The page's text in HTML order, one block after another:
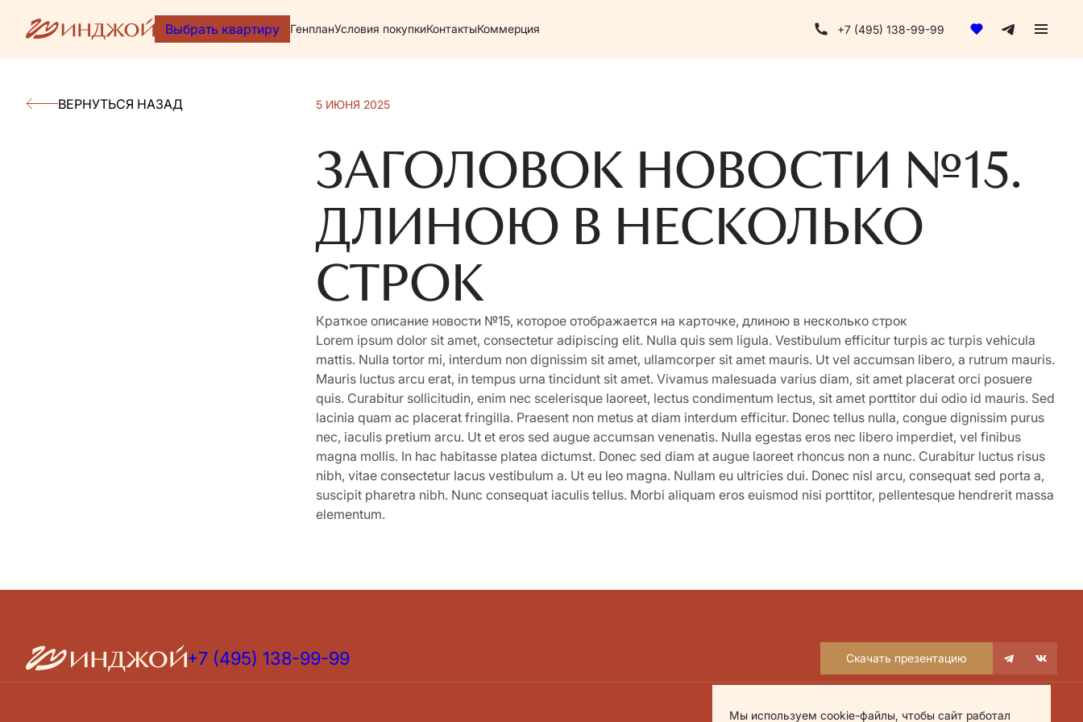
Выбрать квартиру ГенпланУсловия покупкиКонтактыКоммерция +7 (495) 138-99-99
ВЕРНУТЬСЯ НАЗАД 5 ИЮНЯ 2025
ЗАГОЛОВОК НОВОСТИ №15.
ДЛИНОЮ В НЕСКОЛЬКО
СТРОК
Краткое описание новости №15, которое отображается на карточке, длиною в несколько строк
Lorem ipsum dolor sit amet, consectetur adipiscing elit. Nulla quis sem ligula. Vestibulum efficitur turpis ac turpis vehicula
mattis. Nulla tortor mi, interdum non dignissim sit amet, ullamcorper sit amet mauris. Ut vel accumsan libero, a rutrum mauris.
Mauris luctus arcu erat, in tempus urna tincidunt sit amet. Vivamus malesuada varius diam, sit amet placerat orci posuere
quis. Curabitur sollicitudin, enim nec scelerisque laoreet, lectus condimentum lectus, sit amet porttitor dui odio id mauris. Sed
lacinia quam ac placerat fringilla. Praesent non metus at diam interdum efficitur. Donec tellus nulla, congue dignissim purus
nec, iaculis pretium arcu. Ut et eros sed augue accumsan venenatis. Nulla egestas eros nec libero imperdiet, vel finibus
magna mollis. In hac habitasse platea dictumst. Donec sed diam at augue laoreet rhoncus non a nunc. Curabitur luctus risus
nibh, vitae consectetur lacus vestibulum a. Ut eu leo magna. Nullam eu ultricies dui. Donec nisl arcu, consequat sed porta a,
suscipit pharetra nibh. Nunc consequat iaculis tellus. Morbi aliquam eros euismod nisi porttitor, pellentesque hendrerit massa
elementum.
+7 (495) 138-99-99 Скачать презентацию
Мы используем cookie-файлы, чтобы сайт работал